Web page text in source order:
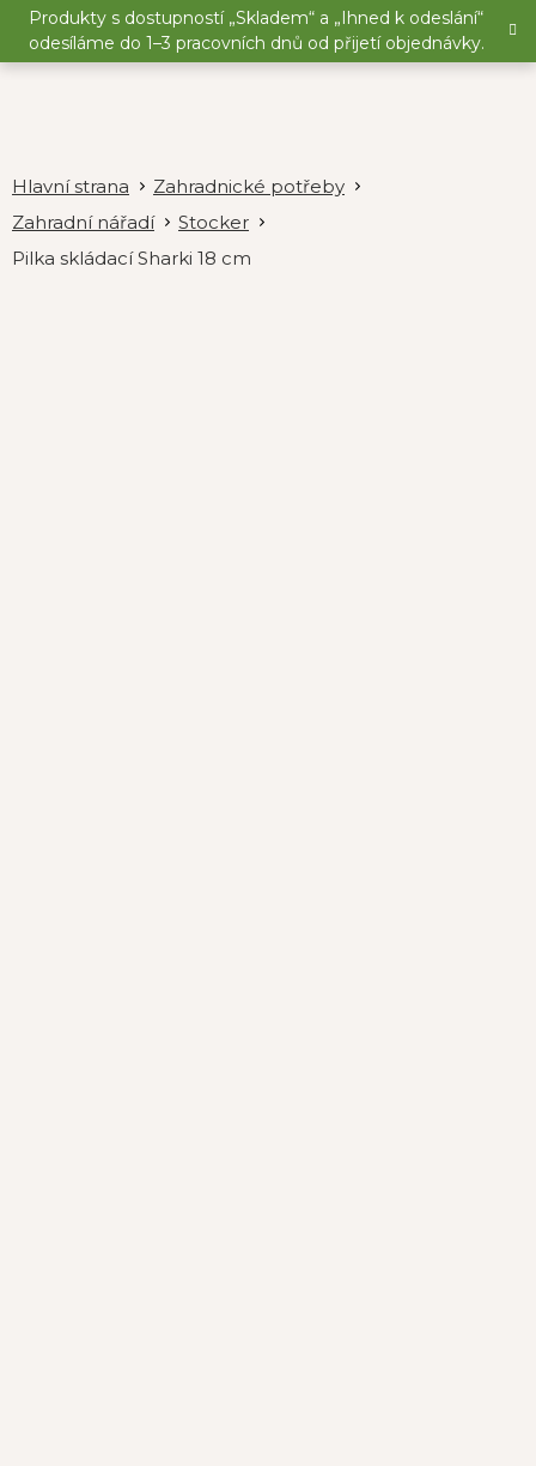
Přejít
obsah
Produkty s dostupností „Skladem“ a „Ihned k odeslání“
odesíláme do 1–3 pracovních dnů od přijetí objednávky.
Zahradnické potřeby
Zahradní nářadí
Stocker
Pilka skládací Sharki 18 cm